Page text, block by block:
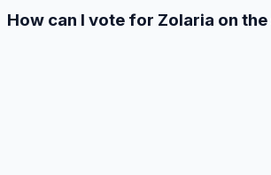
How can I vote for Zolaria on